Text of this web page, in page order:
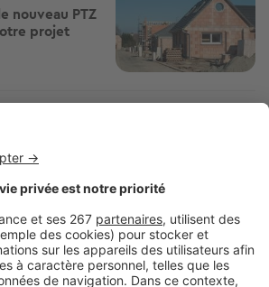
nouveau PTZ
projet
:
la
Image
: une